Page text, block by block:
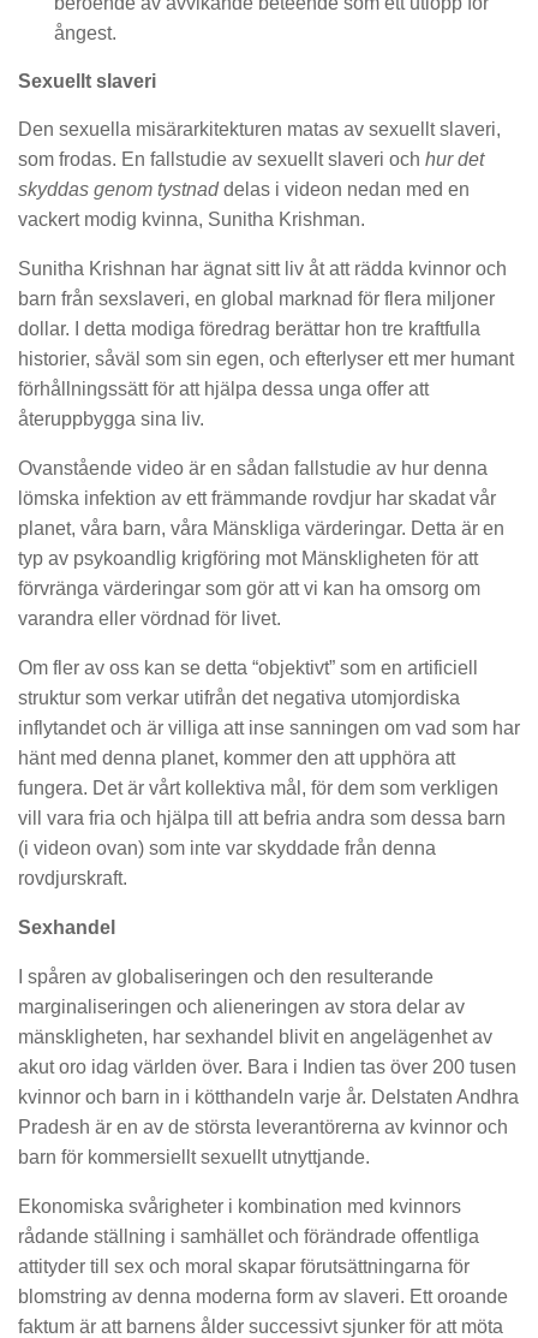
ångest.
Sexuellt slaveri
Den sexuella misärarkitekturen matas av sexuellt slaveri,
som frodas. En fallstudie av sexuellt slaveri och hur det
skyddas genom tystnad delas i videon nedan med en
vackert modig kvinna, Sunitha Krishman.
Sunitha Krishnan har ägnat sitt liv åt att rädda kvinnor och
barn från sexslaveri, en global marknad för flera miljoner
dollar. I detta modiga föredrag berättar hon tre kraftfulla
historier, såväl som sin egen, och efterlyser ett mer humant
förhållningssätt för att hjälpa dessa unga offer att
återuppbygga sina liv.
Ovanstående video är en sådan fallstudie av hur denna
lömska infektion av ett främmande rovdjur har skadat vår
planet, våra barn, våra Mänskliga värderingar. Detta är en
typ av psykoandlig krigföring mot Mänskligheten för att
förvränga värderingar som gör att vi kan ha omsorg om
varandra eller vördnad för livet.
Om fler av oss kan se detta “objektivt” som en artificiell
struktur som verkar utifrån det negativa utomjordiska
inflytandet och är villiga att inse sanningen om vad som har
hänt med denna planet, kommer den att upphöra att
fungera. Det är vårt kollektiva mål, för dem som verkligen
vill vara fria och hjälpa till att befria andra som dessa barn
(i videon ovan) som inte var skyddade från denna
rovdjurskraft.
Sexhandel
I spåren av globaliseringen och den resulterande
marginaliseringen och alieneringen av stora delar av
mänskligheten, har sexhandel blivit en angelägenhet av
akut oro idag världen över. Bara i Indien tas över 200 tusen
kvinnor och barn in i kötthandeln varje år. Delstaten Andhra
Pradesh är en av de största leverantörerna av kvinnor och
barn för kommersiellt sexuellt utnyttjande.
Ekonomiska svårigheter i kombination med kvinnors
rådande ställning i samhället och förändrade offentliga
attityder till sex och moral skapar förutsättningarna för
blomstring av denna moderna form av slaveri. Ett oroande
faktum är att barnens ålder successivt sjunker för att möta